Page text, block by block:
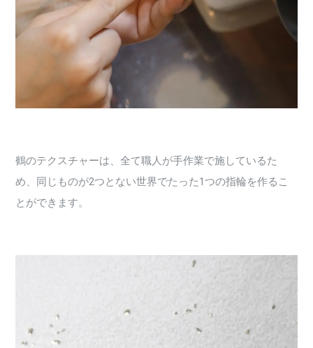
鶴のテクスチャーは、全て職人が手作業で施しているた
め、同じものが2つとない世界でたった1つの指輪を作るこ
とができます。